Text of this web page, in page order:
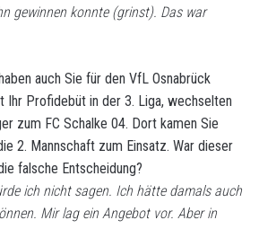
gewinnen konnte (grinst). Das war
auch Sie für den VfL Osnabrück
Ihr Profidebüt in der 3. Liga, wechselten
zum FC Schalke 04. Dort kamen Sie
2. Mannschaft zum Einsatz. War dieser
falsche Entscheidung?
ich nicht sagen. Ich hätte damals auch
Mir lag ein Angebot vor. Aber in